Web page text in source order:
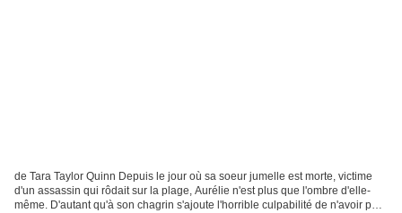
de Tara Taylor Quinn Depuis le jour où sa soeur jumelle est morte, victime
d'un assassin qui rôdait sur la plage, Aurélie n'est plus que l'ombre d'elle-
même. D'autant qu'à son chagrin s'ajoute l'horrible culpabilité de n'avoir pas